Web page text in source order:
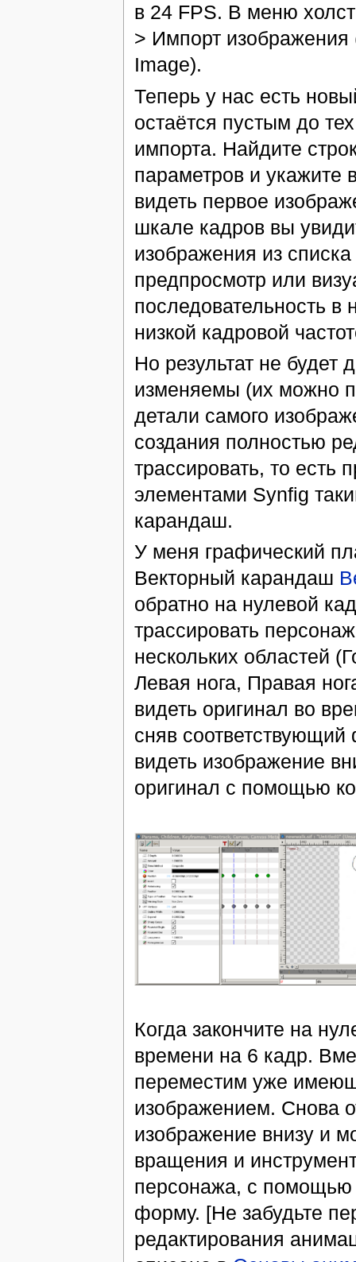
в 24 FPS. В меню
> Импорт изображения
Image).
Теперь у нас есть
остаётся пустым до
импорта. Найдите
параметров и
видеть первое
шкале кадров вы
изображения из
предпросмотр или
последовательность
низкой кадровой
Но результат не будет
изменяемы (их можно
детали самого
создания полностью
трассировать, то есть
элементами Synfig
карандаш.
У меня графический
Векторный карандаш
обратно на нулевой
трассировать
нескольких областей
Левая нога, Правая
видеть оригинал во
сняв
видеть изображение
оригинал с помощью
Когда закончите на
времени на 6 кадр.
переместим уже
изображением. Снова
изображение внизу и
вращения и
персонажа, с помощью
форму. [Не забудьте
редактирования